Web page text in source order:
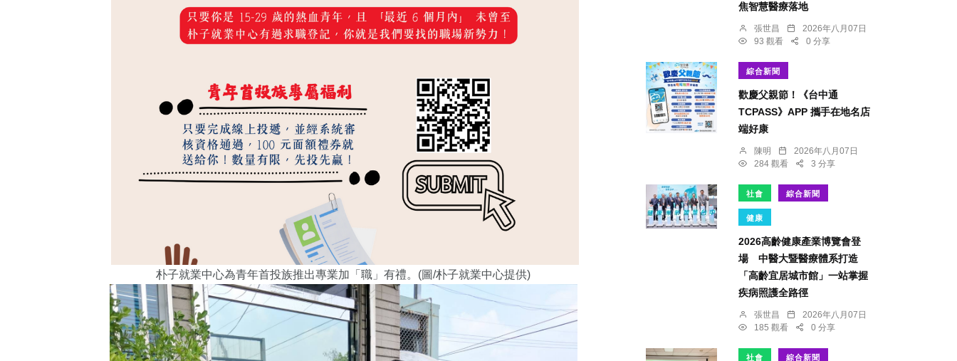
朴子就業中心為青年首投族推出專業加「職」有禮。(圖/朴子就業中心提供)
焦智慧醫療落地
張世昌
2026年八月07日
93 觀看
0 分享
綜合新聞
歡慶父親節！《台中通
TCPASS》APP 攜手在地名店
端好康
陳明
2026年八月07日
284 觀看
3 分享
社會 綜合新聞
健康
2026高齡健康產業博覽會登
場 中醫大暨醫療體系打造
「高齡宜居城市館」一站掌握
疾病照護全路徑
張世昌
2026年八月07日
185 觀看
0 分享
社會 綜合新聞